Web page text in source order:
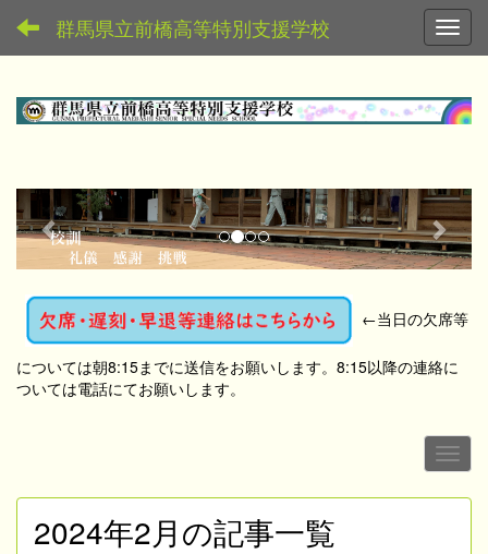
群馬県立前橋高等特別支援学校
p
r
e
v
i
o
u
n
e
x
←当日の欠席等
については朝8:15までに送信をお願いします。8:15以降の連絡に
ついては電話にてお願いします。
2024年2月の記事一覧